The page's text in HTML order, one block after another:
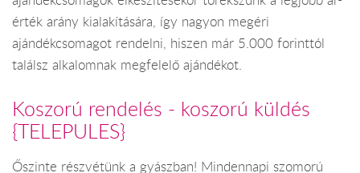
érték arány kialakítására, így nagyon megéri
ajándékcsomagot rendelni, hiszen már 5.000 forinttól
találsz alkalomnak megfelelő ajándékot.
Koszorú rendelés - koszorú küldés
{TELEPULES}
Őszinte részvétünk a gyászban! Mindennapi szomorú